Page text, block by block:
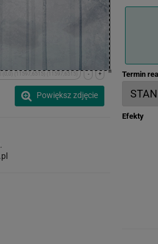
+
-
(0,0) (11597,6515) (11597,6515)
Powiększ zdjęcie
Termin
Efekty